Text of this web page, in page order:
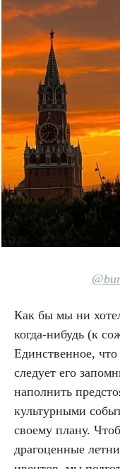
Как бы мы ни
когда-нибудь (к
Единственное,
следует его
наполнить
культурными
своему плану.
драгоценные